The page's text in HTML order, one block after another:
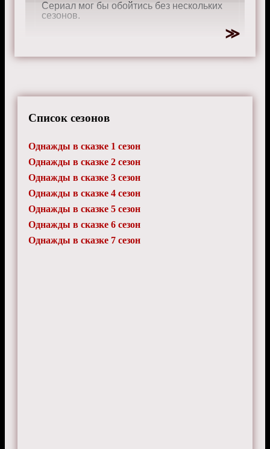
Сериал мог бы обойтись без нескольких
сезонов.
Список сезонов
Однажды в сказке 1 сезон
Однажды в сказке 2 сезон
Однажды в сказке 3 сезон
Однажды в сказке 4 сезон
Однажды в сказке 5 сезон
Однажды в сказке 6 сезон
Однажды в сказке 7 сезон